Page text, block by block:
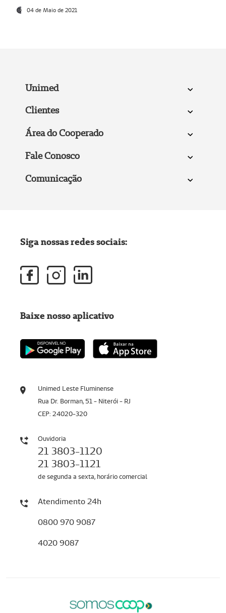
04 de Maio de 2021
Unimed
Clientes
Área do Cooperado
Fale Conosco
Comunicação
Unimed Leste Fluminense
Rua Dr. Borman, 51 - Niterói - RJ
CEP: 24020-320
Ouvidoria
21 3803-1120
21 3803-1121
de segunda a sexta, horário comercial
Atendimento 24h
0800 970 9087
4020 9087
Siga nossas redes sociais:
Baixe nosso aplicativo